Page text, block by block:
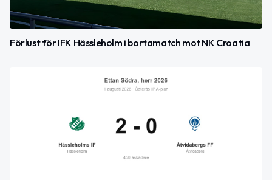
Förlust för IFK Hässleholm i bortamatch mot NK Croatia